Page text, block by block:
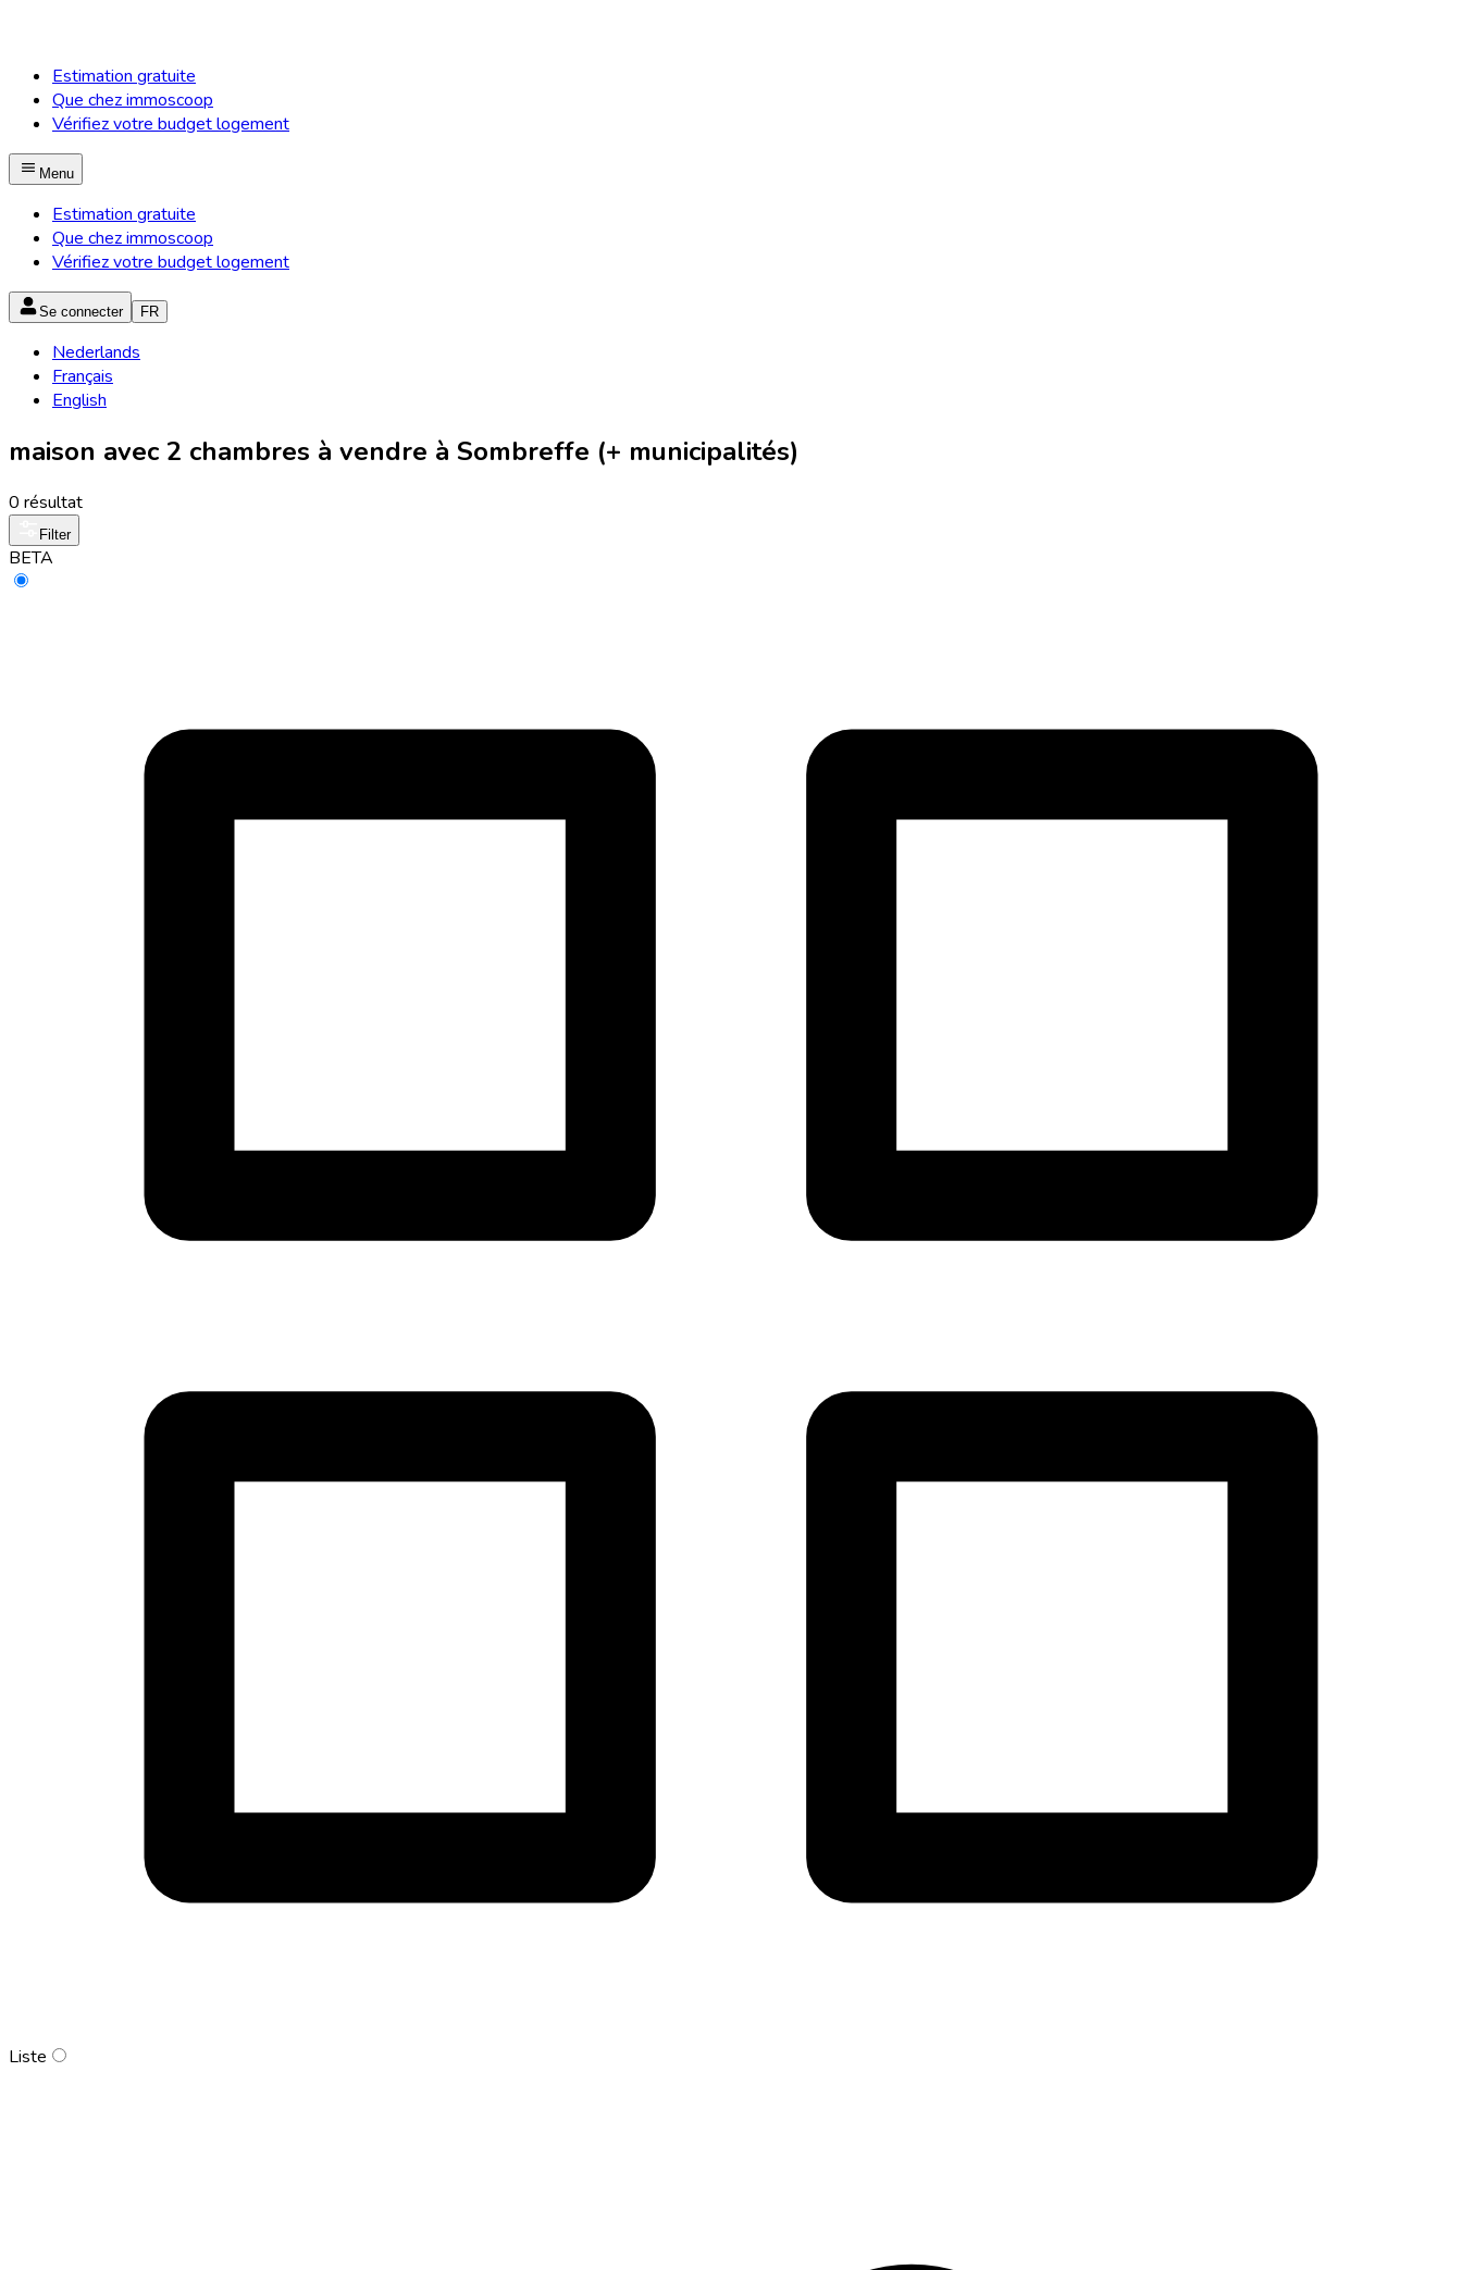
Estimation gratuite
Que chez immoscoop
Vérifiez votre budget logement
Menu
Estimation gratuite
Que chez immoscoop
Vérifiez votre budget logement
Se connecter FR
Nederlands
Français
English
maison avec 2 chambres à vendre à Sombreffe (+ municipalités)
0 résultat
Filter
BETA
Liste